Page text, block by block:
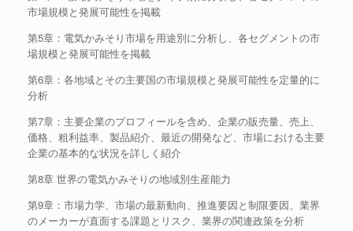
市場規模と発展可能性を掲載
第5章：電気かみそり市場を用途別に分析し、各セグメントの市
場規模と発展可能性を掲載
第6章：各地域とその主要国の市場規模と発展可能性を定量的に
分析
第7章：主要企業のプロフィールを含め、企業の販売量、売上、
価格、粗利益率、製品紹介、最近の開発など、市場における主要
企業の基本的な状況を詳しく紹介
第8章 世界の電気かみそりの地域別生産能力
第9章：市場力学、市場の最新動向、推進要因と制限要因、業界
のメーカーが直面する課題とリスク、業界の関連政策を分析